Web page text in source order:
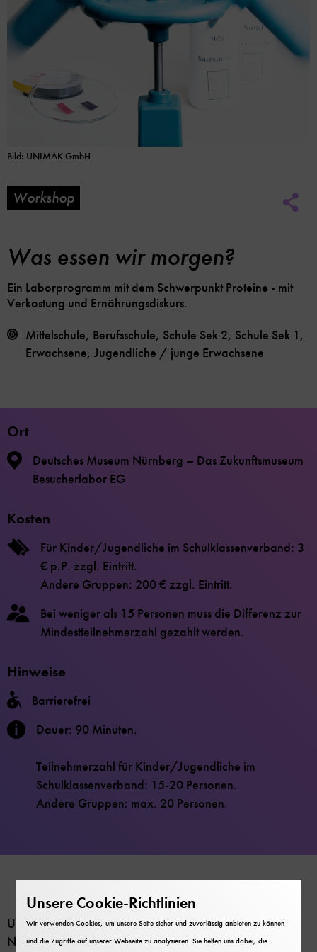
Bild: UNIMAK GmbH
Workshop
Was essen wir morgen?
Ein Laborprogramm mit dem Schwerpunkt Proteine - mit
Verkostung und Ernährungsdiskurs.
Mittelschule, Berufsschule, Schule Sek 2, Schule Sek 1,
Erwachsene, Jugendliche / junge Erwachsene
Ort
Deutsches Museum Nürnberg – Das Zukunftsmuseum
Besucherlabor EG
Kosten
Für Kinder/Jugendliche im Schulklassenverband: 3
€ p.P. zzgl. Eintritt.
Andere Gruppen: 200 € zzgl. Eintritt.
Bei weniger als 15 Personen muss die Differenz zur
Mindestteilnehmerzahl gezahlt werden.
Hinweise
Barrierefrei
Dauer: 90 Minuten.
Teilnehmerzahl für Kinder/Jugendliche im
Schulklassenverband: 15-20 Personen.
Andere Gruppen: max. 20 Personen.
Unser Körper steuert die Aufnahme aller wichtigen
Nährstoffe ganz geschickt über den Geschmack. Genau
Unsere Cookie-Richtlinien
Wir verwenden Cookies, um unsere Seite sicher und zuverlässig anbieten zu können
und die Zugriffe auf unserer Webseite zu analysieren. Sie helfen uns dabei, die